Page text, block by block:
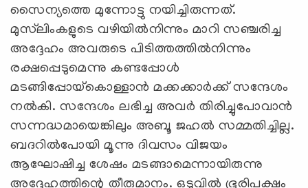
സൈന്യത്തെ മുന്നോട്ടു നയിച്ചിരുന്നത്.
മുസ്‌ലിംകളുടെ വഴിയില്‍നിന്നും മാറി സഞ്ചരിച്ച
അദ്ദേഹം അവരുടെ പിടിത്തത്തില്‍നിന്നും
രക്ഷപ്പെടുമെന്നു കണ്ടപ്പോള്‍
മടങ്ങിപ്പോയ്‌കൊള്ളാന്‍ മക്കക്കാര്‍ക്ക് സന്ദേശം
നല്‍കി. സന്ദേശം ലഭിച്ച അവര്‍ തിരിച്ചുപോവാന്‍
സന്നദ്ധമായെങ്കിലും അബൂ ജഹല്‍ സമ്മതിച്ചില്ല.
ബദറില്‍പോയി മൂന്നു ദിവസം വിജയം
ആഘോഷിച്ച ശേഷം മടങ്ങാമെന്നായിരുന്നു
അദ്ദേഹത്തിന്റെ തീരുമാനം. ഒടുവില്‍ ഭൂരിപക്ഷം